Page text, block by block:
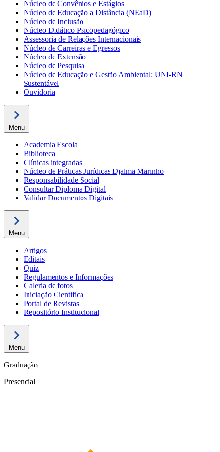
Núcleo de Convênios e Estágios
Núcleo de Educação a Distância (NEaD)
Núcleo de Inclusão
Núcleo Didático Psicopedagógico
Assessoria de Relações Internacionais
Núcleo de Carreiras e Egressos
Núcleo de Extensão
Núcleo de Pesquisa
Núcleo de Educação e Gestão Ambiental: UNI-RN
Sustentável
Ouvidoria
Menu
Academia Escola
Biblioteca
Clínicas integradas
Núcleo de Práticas Jurídicas Djalma Marinho
Responsabilidade Social
Consultar Diploma Digital
Validar Documentos Digitais
Menu
Artigos
Editais
Quiz
Regulamentos e Informações
Galeria de fotos
Iniciação Cientifica
Portal de Revistas
Repositório Institucional
Menu
Graduação
Presencial